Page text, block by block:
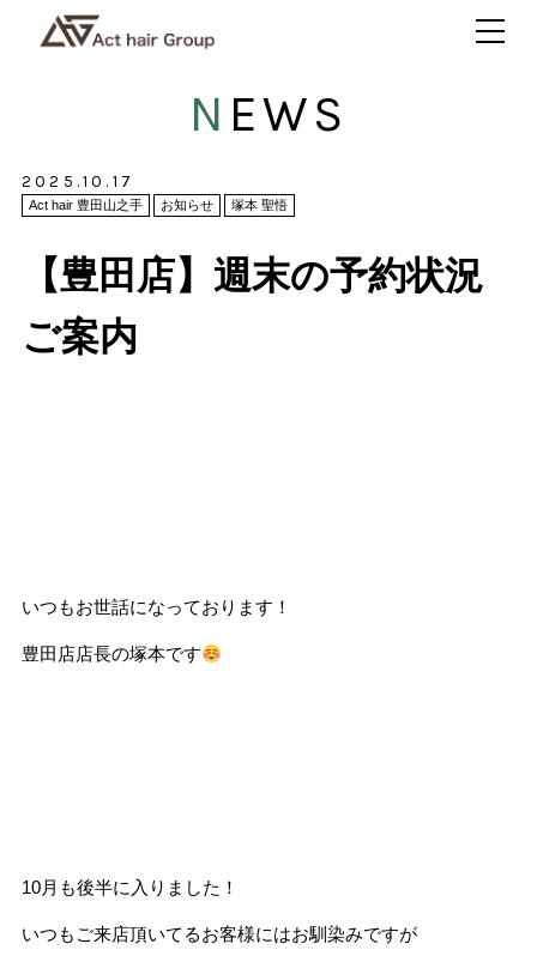
NEWS
2025.10.17
Act hair 豊田山之手 お知らせ 塚本 聖悟
【豊田店】週末の予約状況
ご案内
いつもお世話になっております！
豊田店店長の塚本です
10月も後半に入りました！
いつもご来店頂いてるお客様にはお馴染みですが